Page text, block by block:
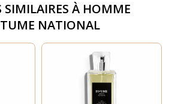
SIMILAIRES ÀHOMME
NATIONAL